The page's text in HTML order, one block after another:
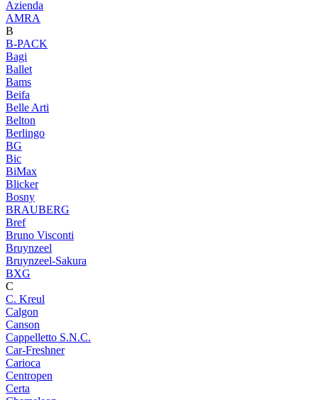
Azienda
AМRA
B
B-PACK
Bagi
Ballet
Bams
Beifa
Belle Arti
Belton
Berlingo
BG
Bic
BiMax
Blicker
Bosny
BRAUBERG
Bref
Bruno Visconti
Bruynzeel
Bruynzeel-Sakura
BXG
C
C. Kreul
Calgon
Canson
Cappelletto S.N.C.
Car-Freshner
Carioca
Centropen
Certa